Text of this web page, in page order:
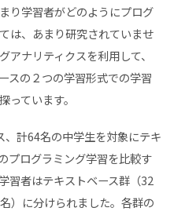
り学習者がどのようにプログ
は、あまり研究されていませ
ナリティクスを利用して、
スの２つの学習形式での学習
っています。
、計64名の中学生を対象にテキ
プログラミング学習を比較す
習者はテキストベース群（32
）に分けられました。各群の